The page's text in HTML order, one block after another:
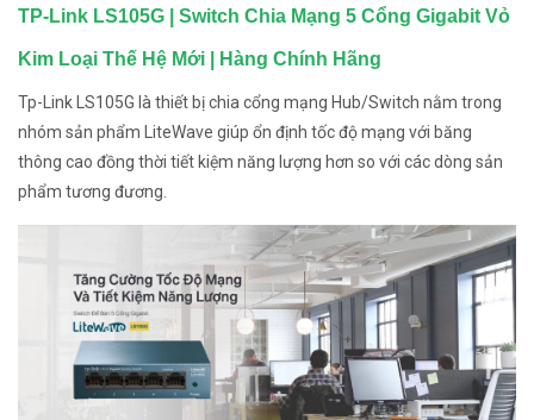
TP-Link LS105G | Switch Chia Mạng 5 Cổng Gigabit Vỏ
Kim Loại Thế Hệ Mới | Hàng Chính Hãng
Tp-Link LS105G là thiết bị chia cổng mạng Hub/Switch nằm trong
nhóm sản phẩm LiteWave giúp ổn định tốc độ mạng với băng
thông cao đồng thời tiết kiệm năng lượng hơn so với các dòng sản
phẩm tương đương.